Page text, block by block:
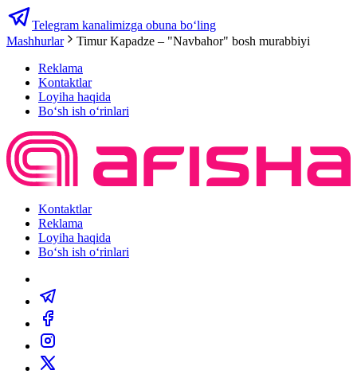
Telegram kanalimizga obuna bo‘ling
Mashhurlar
Timur Kapadze – "Navbahor" bosh murabbiyi
Reklama
Kontaktlar
Loyiha haqida
Bo‘sh ish o‘rinlari
Kontaktlar
Reklama
Loyiha haqida
Bo‘sh ish o‘rinlari